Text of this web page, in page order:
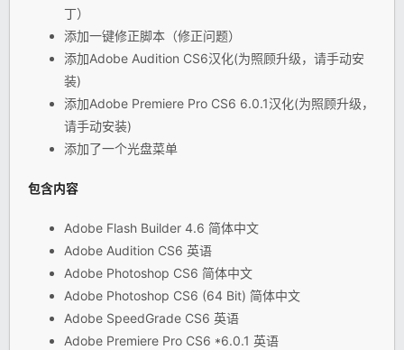
丁）
添加一键修正脚本（修正问题）
添加Adobe Audition CS6汉化(为照顾升级，请手动安
装)
添加Adobe Premiere Pro CS6 6.0.1汉化(为照顾升级，
请手动安装)
添加了一个光盘菜单
包含内容
Adobe Flash Builder 4.6 简体中文
Adobe Audition CS6 英语
Adobe Photoshop CS6 简体中文
Adobe Photoshop CS6 (64 Bit) 简体中文
Adobe SpeedGrade CS6 英语
Adobe Premiere Pro CS6 *6.0.1 英语